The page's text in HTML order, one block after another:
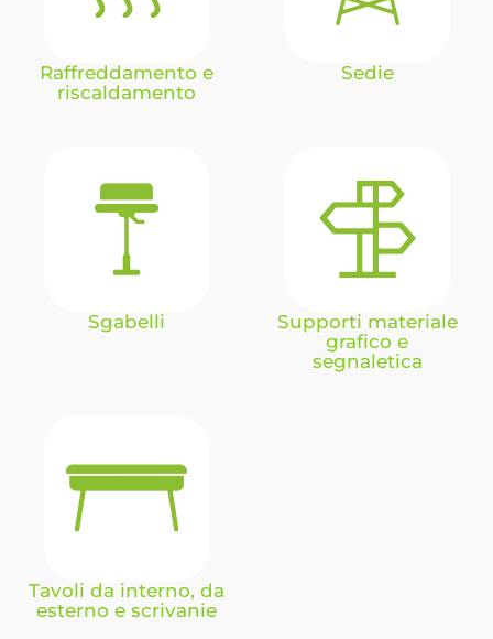
Raffreddamento e
riscaldamento
Sedie
Sgabelli
Supporti materiale
grafico e
segnaletica
Tavoli da interno, da
esterno e scrivanie